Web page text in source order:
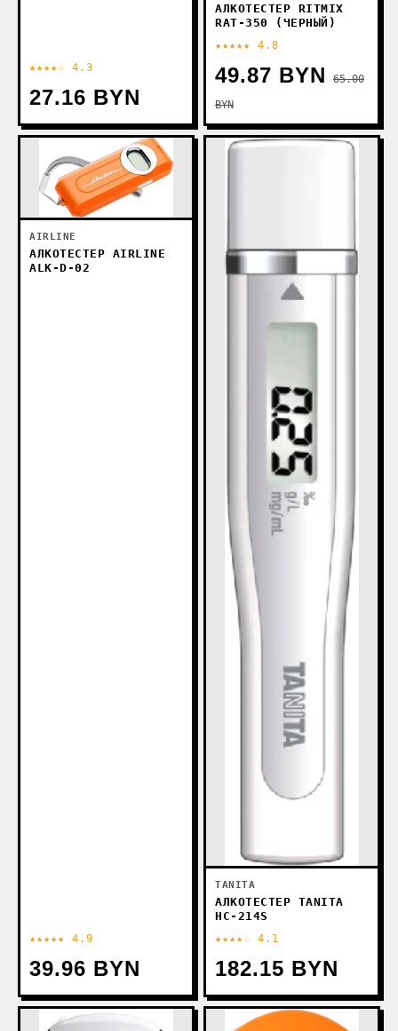
★★★★☆ 4.3
27.16 BYN
АЛКОТЕСТЕР RITMIX
RAT-350 (ЧЕРНЫЙ)
★★★★★ 4.8
49.87 BYN
65.00
BYN
AIRLINE
АЛКОТЕСТЕР AIRLINE
ALK-D-02
★★★★★ 4.9
39.96 BYN
TANITA
АЛКОТЕСТЕР TANITA
HC-214S
★★★★☆ 4.1
182.15 BYN